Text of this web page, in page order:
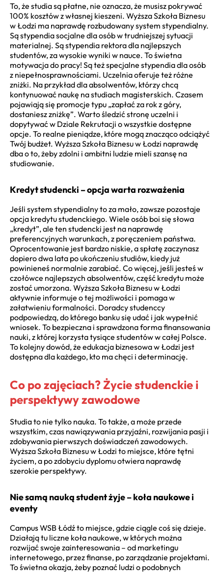
To, że studia są płatne, nie oznacza, że musisz pokrywać
100% kosztów z własnej kieszeni. Wyższa Szkoła Biznesu
w Łodzi ma naprawdę rozbudowany system stypendialny.
Są stypendia socjalne dla osób w trudniejszej sytuacji
materialnej. Są stypendia rektora dla najlepszych
studentów, za wysokie wyniki w nauce. To świetna
motywacja do pracy! Są też specjalne stypendia dla osób
z niepełnosprawnościami. Uczelnia oferuje też różne
zniżki. Na przykład dla absolwentów, którzy chcą
kontynuować naukę na studiach magisterskich. Czasem
pojawiają się promocje typu „zapłać za rok z góry,
dostaniesz zniżkę”. Warto śledzić stronę uczelni i
dopytywać w Dziale Rekrutacji o wszystkie dostępne
opcje. To realne pieniądze, które mogą znacząco odciążyć
Twój budżet. Wyższa Szkoła Biznesu w Łodzi naprawdę
dba o to, żeby zdolni i ambitni ludzie mieli szansę na
studiowanie.
Kredyt studencki – opcja warta rozważenia
Jeśli system stypendialny to za mało, zawsze pozostaje
opcja kredytu studenckiego. Wiele osób boi się słowa
„kredyt”, ale ten studencki jest na naprawdę
preferencyjnych warunkach, z poręczeniem państwa.
Oprocentowanie jest bardzo niskie, a spłatę zaczynasz
dopiero dwa lata po ukończeniu studiów, kiedy już
powinieneś normalnie zarabiać. Co więcej, jeśli jesteś w
czołówce najlepszych absolwentów, część kredytu może
zostać umorzona. Wyższa Szkoła Biznesu w Łodzi
aktywnie informuje o tej możliwości i pomaga w
załatwieniu formalności. Doradcy studenccy
podpowiedzą, do którego banku się udać i jak wypełnić
wniosek. To bezpieczna i sprawdzona forma finansowania
nauki, z której korzysta tysiące studentów w całej Polsce.
To kolejny dowód, że edukacja biznesowa w Łodzi jest
dostępna dla każdego, kto ma chęci i determinację.
Co po zajęciach? Życie studenckie i
perspektywy zawodowe
Studia to nie tylko nauka. To także, a może przede
wszystkim, czas nawiązywania przyjaźni, rozwijania pasji i
zdobywania pierwszych doświadczeń zawodowych.
Wyższa Szkoła Biznesu w Łodzi to miejsce, które tętni
życiem, a po zdobyciu dyplomu otwiera naprawdę
szerokie perspektywy.
Nie samą nauką student żyje – koła naukowe i
eventy
Campus WSB Łódź to miejsce, gdzie ciągle coś się dzieje.
Działają tu liczne koła naukowe, w których można
rozwijać swoje zainteresowania – od marketingu
internetowego, przez finanse, po zarządzanie projektami.
To świetna okazja, żeby poznać ludzi o podobnych